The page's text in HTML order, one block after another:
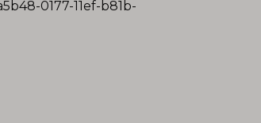
0177-11ef-b81b-